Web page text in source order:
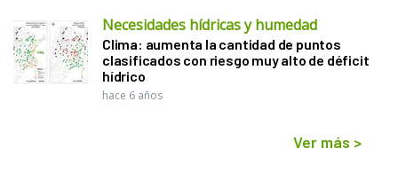
Necesidades hídricas y humedad
Clima: aumenta la cantidad de puntos
clasificados con riesgo muy alto de déficit
hídrico
hace 6 años
Ver más >